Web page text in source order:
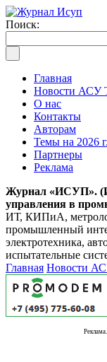
Поиск:
Главная
Новости АСУ
О нас
Контакты
Авторам
Темы на 2026 г.
Партнеры
Реклама
Журнал «ИСУП».
управления в
ИТ, КИПиА,
промышленный
электротехника,
испытательные
Главная Новости